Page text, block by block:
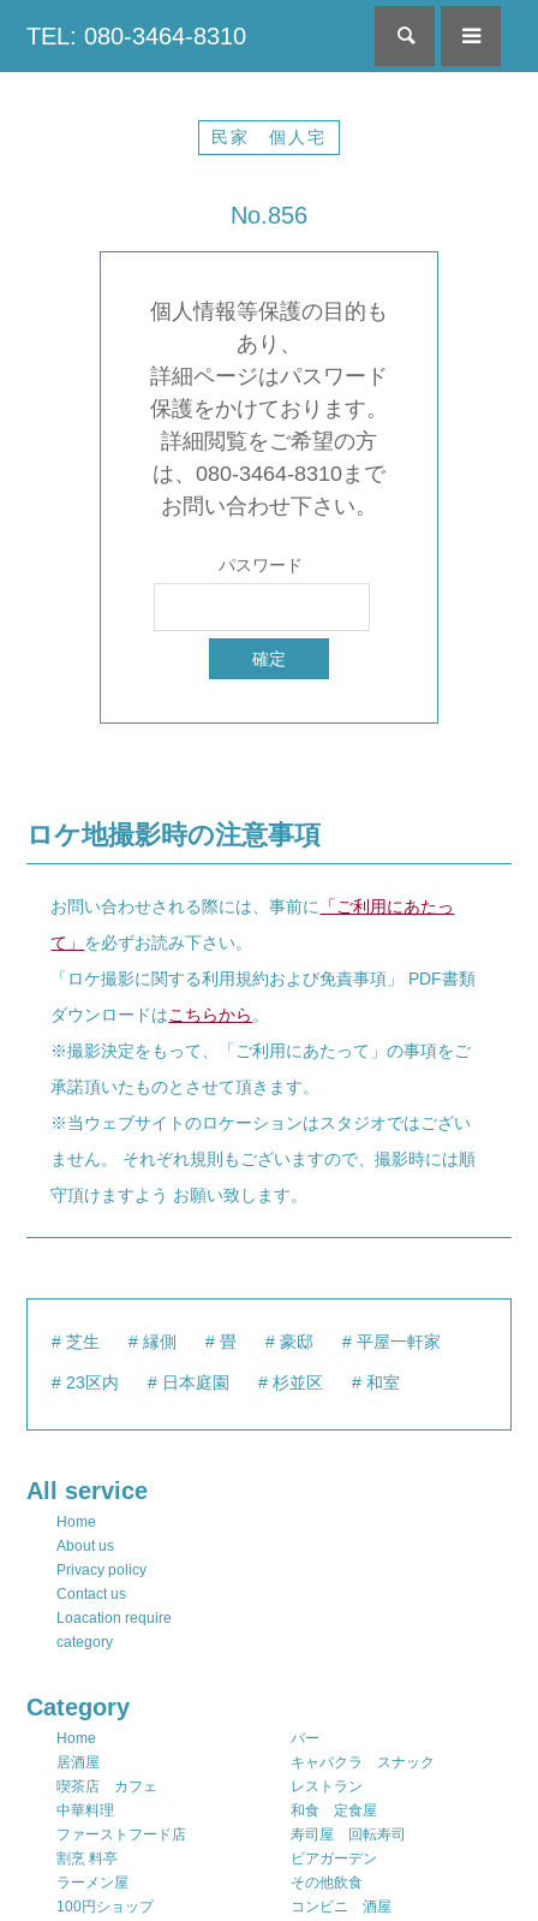
TEL: 080-3464-8310 検索
民家 個人宅
No.856
個人情報等保護の目的も
あり、
詳細ページはパスワード
保護をかけております。
詳細閲覧をご希望の方
は、080-3464-8310まで
お問い合わせ下さい。
パスワード
ロケ地撮影時の注意事項
お問い合わせされる際には、事前に 「ご利用にあたっ
て」 を必ずお読み下さい。
「ロケ撮影に関する利用規約および免責事項」 PDF書類
ダウンロードはこちらから。
※撮影決定をもって、「ご利用にあたって」の事項をご
承諾頂いたものとさせて頂きます。
※当ウェブサイトのロケーションはスタジオではござい
ません。 それぞれ規則もございますので、撮影時には順
守頂けますよう お願い致します。
芝生 縁側 畳 豪邸 平屋一軒家
23区内 日本庭園 杉並区 和室
All service
Home
About us
Privacy policy
Contact us
Loacation require
category
Category
Home
バー
居酒屋
キャバクラ スナック
喫茶店 カフェ
レストラン
中華料理
和食 定食屋
ファーストフード店
寿司屋 回転寿司
割烹 料亭
ビアガーデン
ラーメン屋
その他飲食
100円ショップ
コンビニ 酒屋